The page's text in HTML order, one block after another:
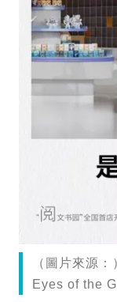
（圖片來源
Eyes of the